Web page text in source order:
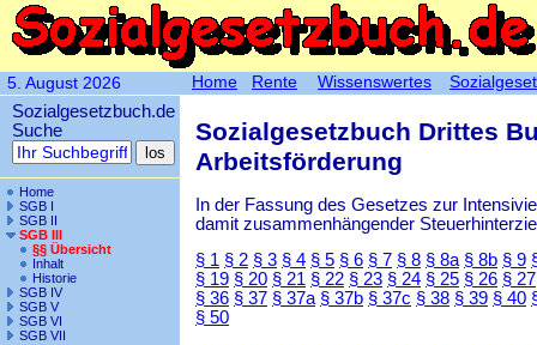
5. August 2026
Sozialgesetzbuch.de
Suche
Home
SGB I
SGB II
SGB III
§§ Übersicht
Inhalt
Historie
SGB IV
SGB V
SGB VI
SGB VII
Sozialgesetzbuch Drittes
Arbeitsförderung
In der Fassung des Gesetzes zur
damit zusammenhängender
§ 1 § 2 § 3 § 4 § 5 § 6 § 7 § 8 § 8a § 8b § 9
§ 19 § 20 § 21 § 22 § 23 § 24 § 25 § 26 § 27
§ 36 § 37 § 37a § 37b § 37c § 38 § 39 § 40
§ 50
Home Rente Wissenswertes